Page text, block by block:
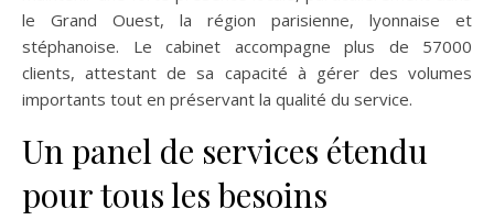
le Grand Ouest, la région parisienne, lyonnaise et
stéphanoise. Le cabinet accompagne plus de 57000
clients, attestant de sa capacité à gérer des volumes
importants tout en préservant la qualité du service.
Un panel de services étendu
pour tous les besoins